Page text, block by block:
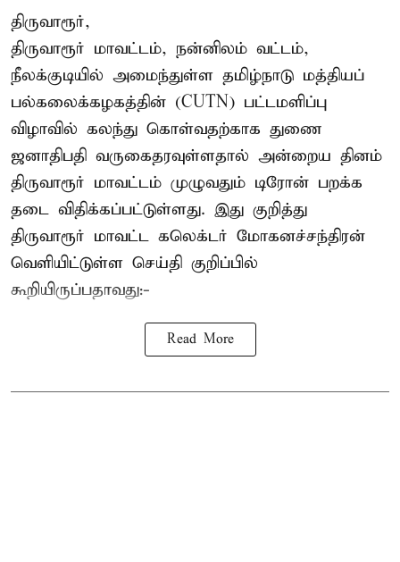
திருவாரூர்,
திருவாரூர் மாவட்டம், நன்னிலம் வட்டம்,
நீலக்குடியில் அமைந்துள்ள தமிழ்நாடு மத்தியப்
பல்கலைக்கழகத்தின் (CUTN) பட்டமளிப்பு
விழாவில் கலந்து கொள்வதற்காக துணை
ஜனாதிபதி வருகைதரவுள்ளதால் அன்றைய தினம்
திருவாரூர் மாவட்டம் முழுவதும் டிரோன் பறக்க
தடை விதிக்கப்பட்டுள்ளது. இது குறித்து
திருவாரூர் மாவட்ட கலெக்டர் மோகனச்சந்திரன்
வெளியிட்டுள்ள செய்தி குறிப்பில்
கூறியிருப்பதாவது:-
Read More